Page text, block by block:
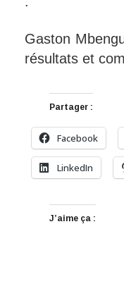
Gaston
résultats et
Partager :
Facebook
LinkedIn
J’aime ça :